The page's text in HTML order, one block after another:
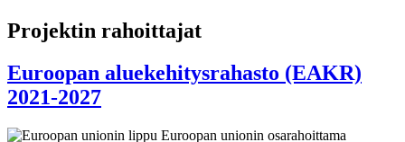
Projektin rahoittajat
Euroopan aluekehitysrahasto (EAKR)
2021-2027